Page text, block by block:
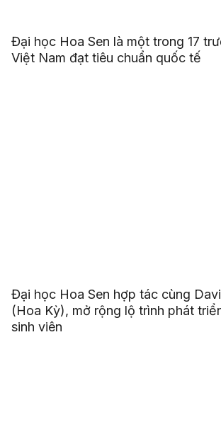
Đại học Hoa Sen là một trong 17
Việt Nam đạt tiêu chuẩn quốc tế
Đại học Hoa Sen hợp tác cùng
(Hoa Kỳ), mở rộng lộ trình phát
sinh viên